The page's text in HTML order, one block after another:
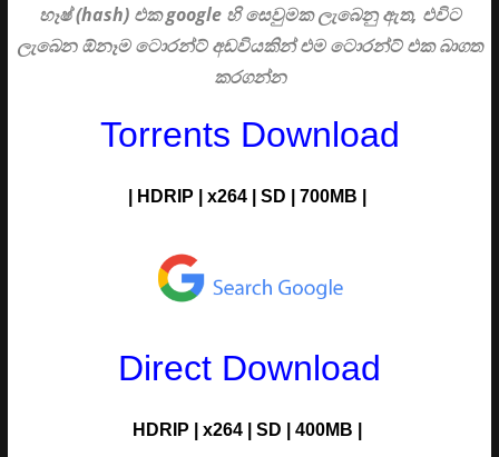
හෑෂ් (hash) එක google හි සෙවුමක ලැබෙනු ඇත, එවිට
ලැබෙන ඕනෑම ටොරන්ට් අඩවියකින් එම ටොරන්ට් එක බාගත
කරගන්න
Torrents Download
HDRIP x264 SD 700MB |
Direct Download
HDRIP x264 SD 400MB |